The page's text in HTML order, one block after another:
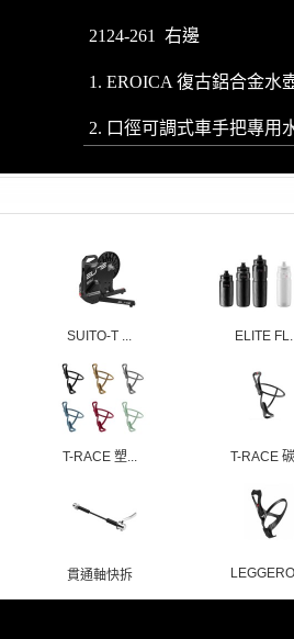
2124-261 右邊
1. EROICA 復古鋁合金水
2. 口徑可調式車手把專用
SUITO-T ... ELITE
T-RACE 塑... T-RACE
貫通軸快拆